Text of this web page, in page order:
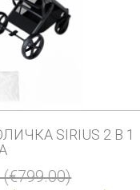
SIRIUS 2 В 1